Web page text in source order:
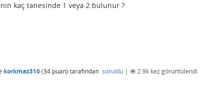
kaç tanesinde 1 veya 2 bulunur ?
korkmaz310(34 puan) tarafından soruldu | 2.9k kez görüntülendi